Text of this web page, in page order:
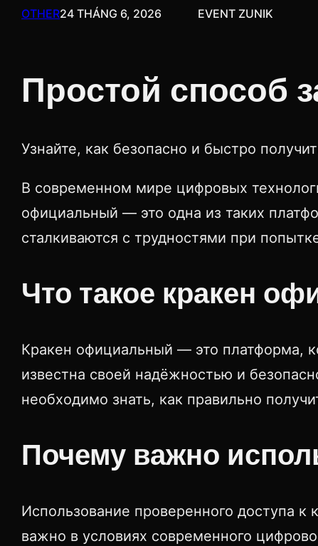
OTHER24 THÁNG 6, 2026 EVENT ZUNIK
Простой способ
Узнайте, как безопасно и быстро
В современном мире цифровых
официальный — это одна из таких
сталкиваются с трудностями при
Что такое кракен
Кракен официальный — это платформа,
известна своей надёжностью и
необходимо знать, как правильно
Почему важно
Использование проверенного доступа
важно в условиях современного